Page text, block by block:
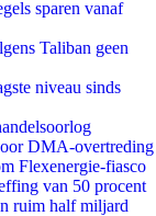
sparen vanaf
Taliban geen
niveau sinds
DMA-overtreding
Flexenergie-fiasco
van 50 procent
ruim half miljard